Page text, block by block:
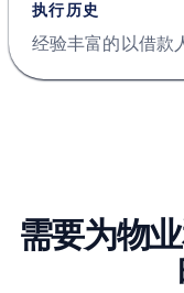
执行历史
经验丰富的以借款
需要为物